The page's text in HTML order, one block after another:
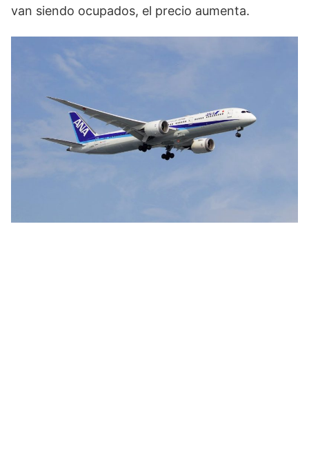
van siendo ocupados, el precio aumenta.